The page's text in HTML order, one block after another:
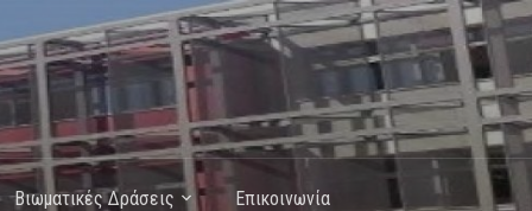
Βιωματικές Δράσεις Επικοινωνία